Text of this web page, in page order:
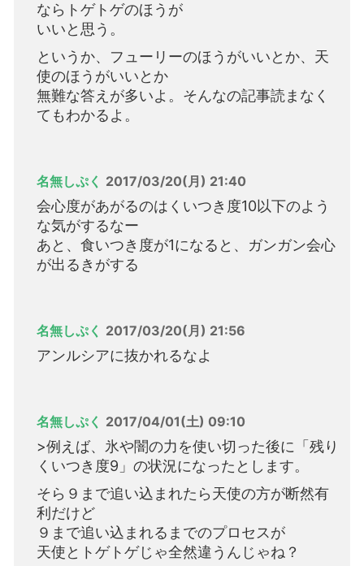
ならトゲトゲのほうが
いいと思う。
というか、フューリーのほうがいいとか、天
使のほうがいいとか
無難な答えが多いよ。そんなの記事読まなく
てもわかるよ。
名無しぷく 2017/03/20(月) 21:40
会心度があがるのはくいつき度10以下のよう
な気がするなー
あと、食いつき度が1になると、ガンガン会心
が出るきがする
名無しぷく 2017/03/20(月) 21:56
アンルシアに抜かれるなよ
名無しぷく 2017/04/01(土) 09:10
>例えば、氷や闇の力を使い切った後に「残り
くいつき度9」の状況になったとします。
そら９まで追い込まれたら天使の方が断然有
利だけど
９まで追い込まれるまでのプロセスが
天使とトゲトゲじゃ全然違うんじゃね？